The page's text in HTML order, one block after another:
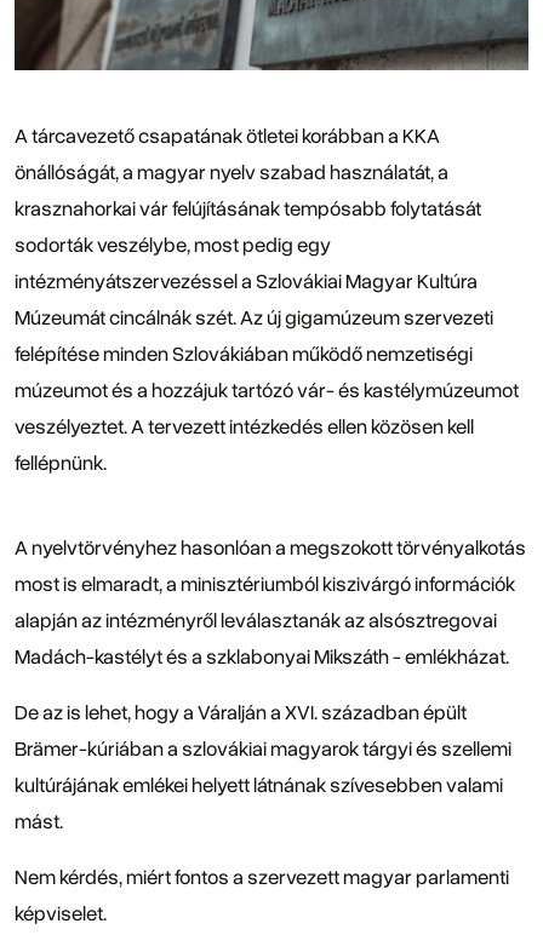
A tárcavezető csapatának ötletei korábban a KKA
önállóságát, a magyar nyelv szabad használatát, a
krasznahorkai vár felújításának tempósabb folytatását
sodorták veszélybe, most pedig egy
intézményátszervezéssel a Szlovákiai Magyar Kultúra
Múzeumát cincálnák szét. Az új gigamúzeum szervezeti
felépítése minden Szlovákiában működő nemzetiségi
múzeumot és a hozzájuk tartózó vár- és kastélymúzeumot
veszélyeztet. A tervezett intézkedés ellen közösen kell
fellépnünk.
A nyelvtörvényhez hasonlóan a megszokott törvényalkotás
most is elmaradt, a minisztériumból kiszivárgó információk
alapján az intézményről leválasztanák az alsósztregovai
Madách-kastélyt és a szklabonyai Mikszáth - emlékházat.
De az is lehet, hogy a Váralján a XVI. században épült
Brämer-kúriában a szlovákiai magyarok tárgyi és szellemi
kultúrájának emlékei helyett látnának szívesebben valami
mást.
Nem kérdés, miért fontos a szervezett magyar parlamenti
képviselet.